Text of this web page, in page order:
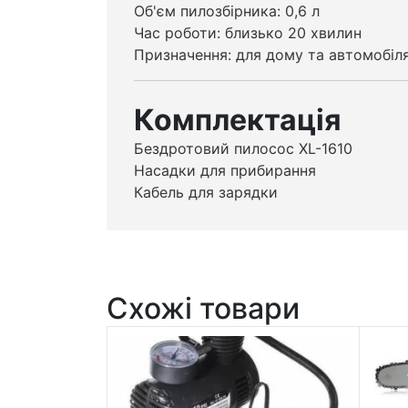
Об'єм пилозбірника: 0,6 л
Час роботи: близько 20 хвилин
Призначення: для дому та
Комплектація
Бездротовий пилосос XL-1610
Насадки для прибирання
Кабель для зарядки
Схожі товари